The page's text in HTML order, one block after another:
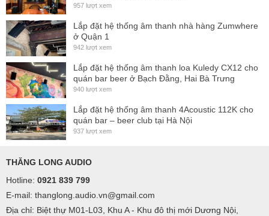
957 lượt xem
Lắp đặt hệ thống âm thanh nhà hàng Zumwhere
ở Quận 1
942 lượt xem
Lắp đặt hệ thống âm thanh loa Kuledy CX12 cho
quán bar beer ở Bạch Đằng, Hai Bà Trưng
940 lượt xem
Lắp đặt hệ thống âm thanh 4Acoustic 112K cho
quán bar – beer club tại Hà Nội
937 lượt xem
THĂNG LONG AUDIO
Hotline: 0921 839 799
E-mail: thanglong.audio.vn@gmail.com
Địa chỉ: Biệt thự M01-L03, Khu A - Khu đô thị mới Dương Nội,